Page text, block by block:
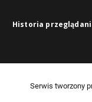
Historia
Serwis tworzony